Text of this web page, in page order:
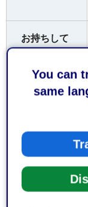
You can
same
お持ちして